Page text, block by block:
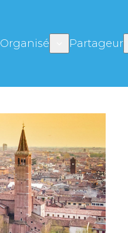
Organisé Partageur